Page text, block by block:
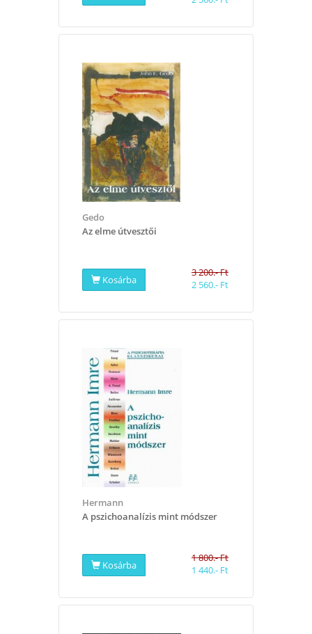
Gedo
Az elme útvesztői
Kosárba
3 200.- Ft
2 560.- Ft
Hermann
A pszichoanalízis mint módszer
Kosárba
1 800.- Ft
1 440.- Ft